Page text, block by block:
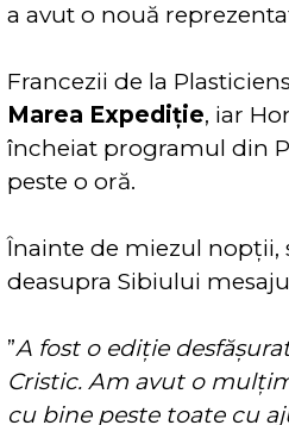
a avut o nouă
Francezii de la
Marea Expediție, iar
încheiat programul din
peste o oră.
Înainte de miezul nopții,
deasupra Sibiului
”A fost o ediție
Cristic. Am avut o
cu bine peste toate cu